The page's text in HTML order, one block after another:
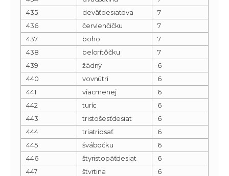
435
deväťdesiatdva
7
436
červienčičku
7
437
boho
7
438
belorítôčku
7
439
žádný
6
440
vovnútri
6
441
viacmenej
6
442
turíc
6
443
tristošesťdesiat
6
444
triatridsať
6
445
švábočku
6
446
štyristopäťdesiat
6
447
štvrtina
6